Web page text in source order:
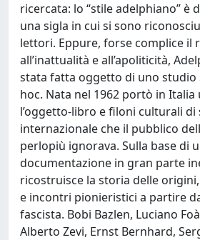
ricercata: lo “stile adelphiano” è
una sigla in cui si sono
lettori. Eppure, forse complice il
all’inattualità e all’apoliticità,
stata fatta oggetto di uno
hoc. Nata nel 1962 portò in
l’oggetto-libro e filoni culturali di
internazionale che il pubblico
perlopiù ignorava. Sulla base di
documentazione in gran parte
ricostruisce la storia delle
e incontri pionieristici a partire
fascista. Bobi Bazlen, Luciano
Alberto Zevi, Ernst Bernhard,